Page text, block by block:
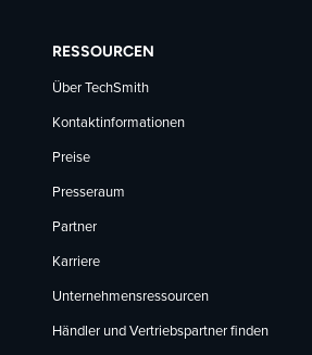
RESSOURCEN
Über TechSmith
Kontaktinformationen
Preise
Presseraum
Partner
Karriere
Unternehmensressourcen
Händler und Vertriebspartner finden